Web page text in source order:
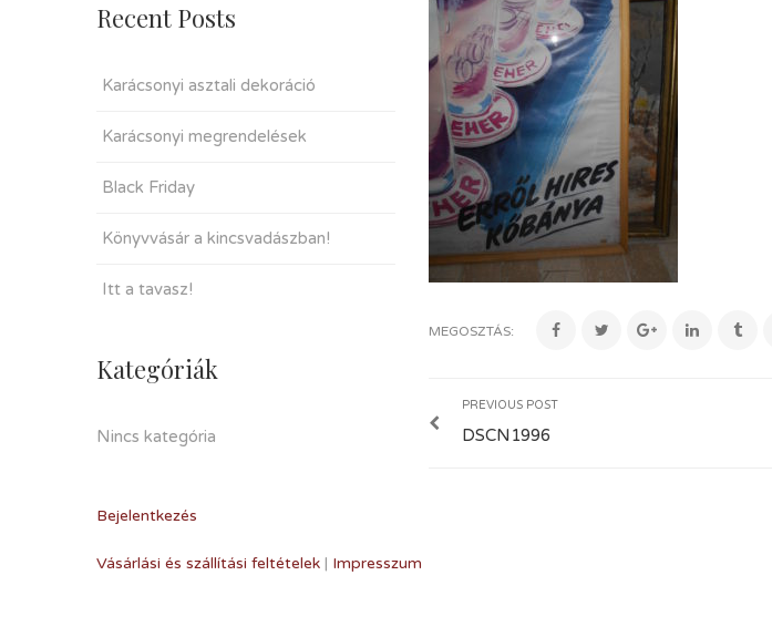
Recent Posts
Karácsonyi asztali dekoráció
Karácsonyi megrendelések
Black Friday
Könyvvásár a kincsvadászban!
Itt a tavasz!
Kategóriák
Nincs kategória
Bejelentkezés
MEGOSZTÁS:
PREVIOUS POST
DSCN1996
Vásárlási és szállítási feltételek | Impresszum